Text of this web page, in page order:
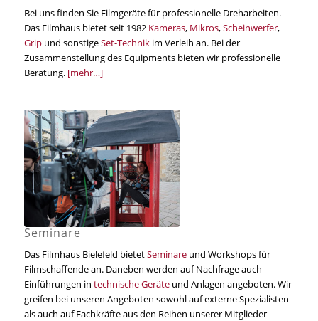
Bei uns finden Sie Filmgeräte für professionelle Dreharbeiten.
Das Filmhaus bietet seit 1982 Kameras, Mikros,Scheinwerfer,
Gripund sonstigeSet-Technikim Verleih an. Bei der
Zusammenstellung des Equipments bieten wir professionelle
Beratung. [mehr…]
Seminare
Das Filmhaus Bielefeld bietetSeminareund Workshops für
Filmschaffende an. Daneben werden auf Nachfrage auch
Einführungen in technische Geräteund Anlagen angeboten. Wir
greifen bei unseren Angeboten sowohl auf externe Spezialisten
als auch auf Fachkräfte aus den Reihen unserer Mitglieder